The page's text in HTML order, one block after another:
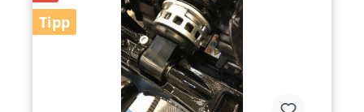
Tipp